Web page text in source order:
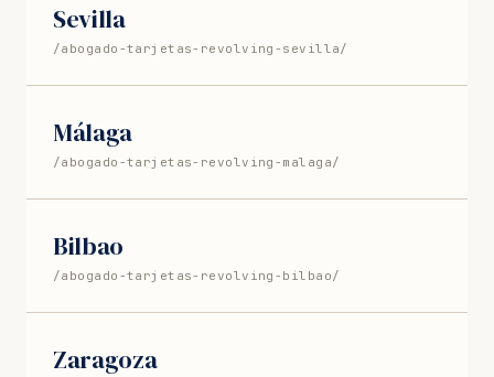
Sevilla
/abogado-tarjetas-revolving-sevilla/
Málaga
/abogado-tarjetas-revolving-malaga/
Bilbao
/abogado-tarjetas-revolving-bilbao/
Zaragoza